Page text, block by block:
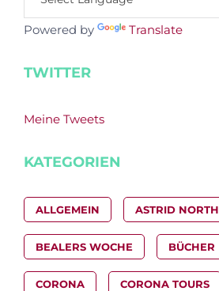
Powered by Translate
TWITTER
Meine Tweets
KATEGORIEN
ALLGEMEIN ASTRID NORTH
BEALERS WOCHE BÜCHER
CORONA CORONA TOURS